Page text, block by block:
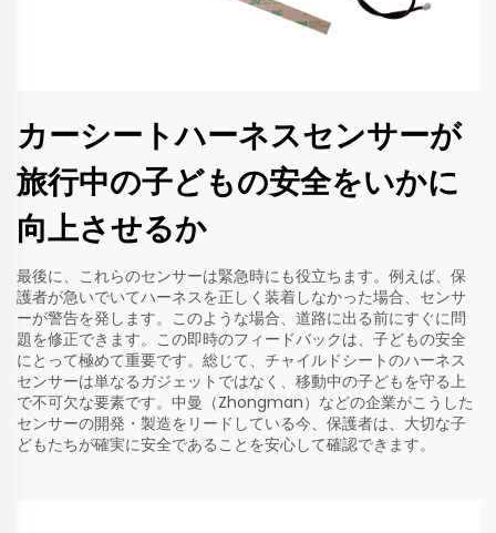
カーシートハーネスセンサーが
旅行中の子どもの安全をいかに
向上させるか
最後に、これらのセンサーは緊急時にも役立ちます。例えば、保
護者が急いでいてハーネスを正しく装着しなかった場合、センサ
ーが警告を発します。このような場合、道路に出る前にすぐに問
題を修正できます。この即時のフィードバックは、子どもの安全
にとって極めて重要です。総じて、チャイルドシートのハーネス
センサーは単なるガジェットではなく、移動中の子どもを守る上
で不可欠な要素です。中曼（Zhongman）などの企業がこうした
センサーの開発・製造をリードしている今、保護者は、大切な子
どもたちが確実に安全であることを安心して確認できます。